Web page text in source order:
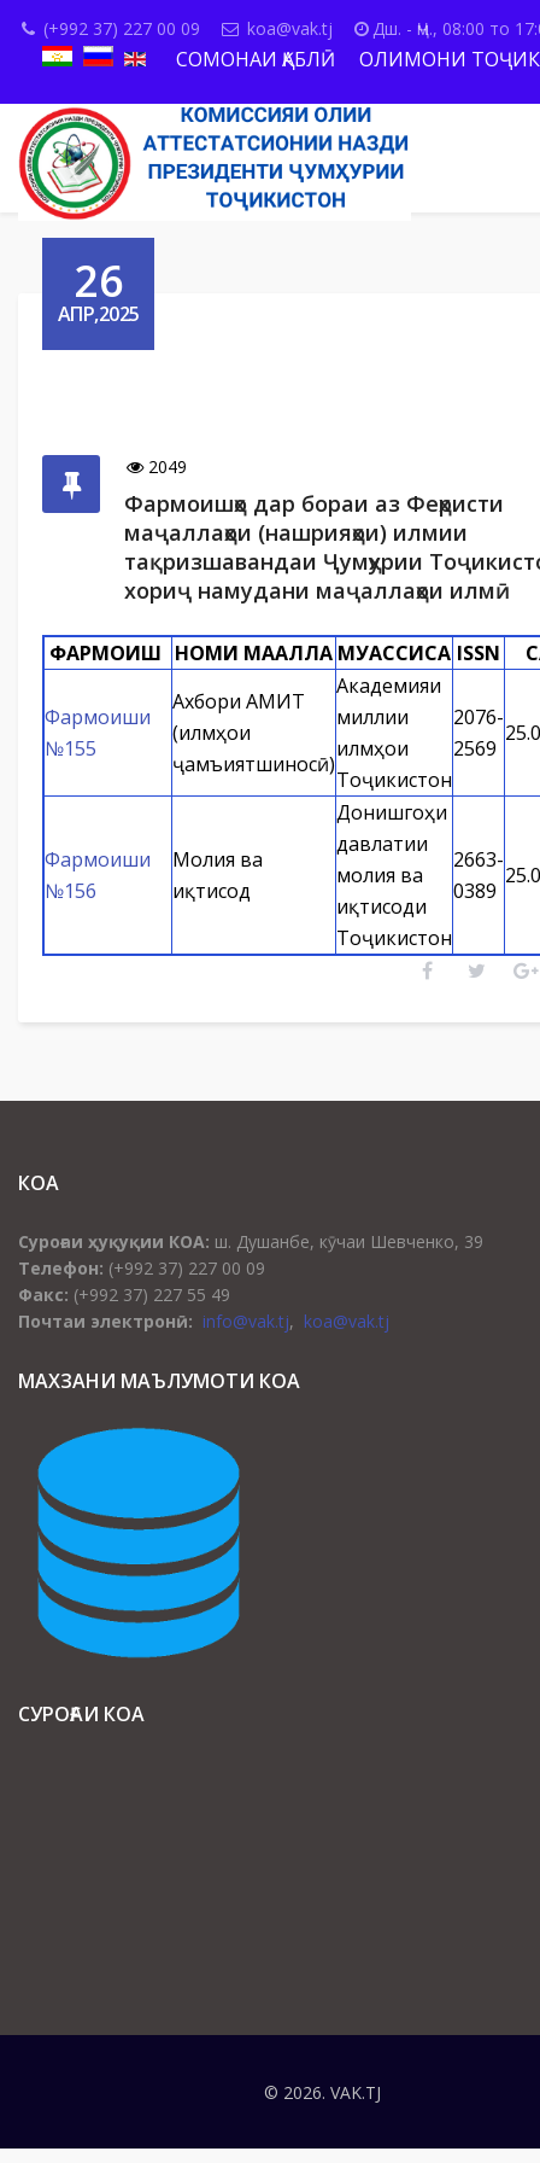
(+992 37) 227 00 09 koa@vak.tj Дш. - Ҷм., 08:00 то
СОМОНАИ ҚАБЛӢ ОЛИМОНИ ТОҶИК
26
АПР,2025
2049
Фармоишҳо дар бораи аз Феҳристи
маҷаллаҳои (нашрияҳои) илмии
тақризшавандаи Ҷумҳурии
хориҷ намудани маҷаллаҳои илмӣ
ФАРМОИШ НОМИ МАҶАЛЛА МУАССИСА ISSN
Фармоиши
№155
Ахбори АМИТ
(илмҳои
ҷамъиятшиносӣ)
Академияи
миллии
илмҳои
Тоҷикистон
2076-
2569
Фармоиши
№156
Молия ва
иқтисод
Донишгоҳи
давлатии
молия ва
иқтисоди
Тоҷикистон
2663-
0389
КОА
Суроғаи ҳуқуқии КОА: ш. Душанбе, кӯчаи Шевченко, 39
Телефон: (+992 37) 227 00 09
Факс: (+992 37) 227 55 49
Почтаи электронӣ: info@vak.tj, koa@vak.tj
МАХЗАНИ МАЪЛУМОТИ КОА
СУРОҒАИ КОА
© 2026. VAK.TJ